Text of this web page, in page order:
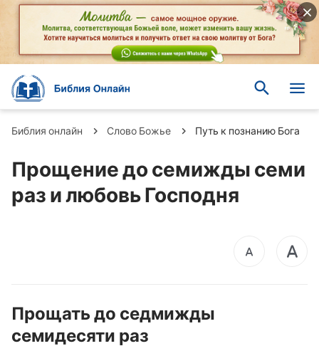
Библия онлайн Слово Божье Путь к познанию Бога
Прощение до семижды семи
раз и любовь Господня
Прощать до седмижды
семидесяти раз